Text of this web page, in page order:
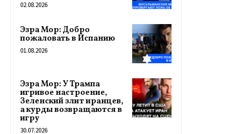
02.08.2026
Эзра Мор: Добро
пожаловать в Испанию
01.08.2026
Эзра Мор: У Трампа
игривое настроение,
Зеленский злит иранцев,
а курды возвращаются в
игру
30.07.2026